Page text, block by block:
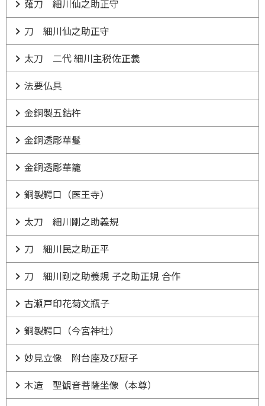
薙刀 細川仙之助正守
刀 細川仙之助正守
太刀 二代 細川主税佐正義
法要仏具
金銅製五鈷杵
金銅透彫華鬘
金銅透彫華籠
銅製鰐口（医王寺）
太刀 細川剛之助義規
刀 細川民之助正平
刀 細川剛之助義規 子之助正規 合作
古瀬戸印花菊文瓶子
銅製鰐口（今宮神社）
妙見立像 附台座及び厨子
木造 聖観音菩薩坐像（本尊）